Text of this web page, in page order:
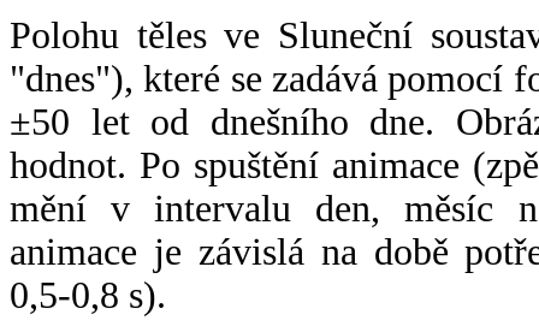
Polohu těles ve Sluneční
"dnes"), které se zadává pomocí
±50 let od dnešního dne.
hodnot. Po spuštění animace
mění v intervalu den, měsíc
animace je závislá na době
0,5-0,8 s).